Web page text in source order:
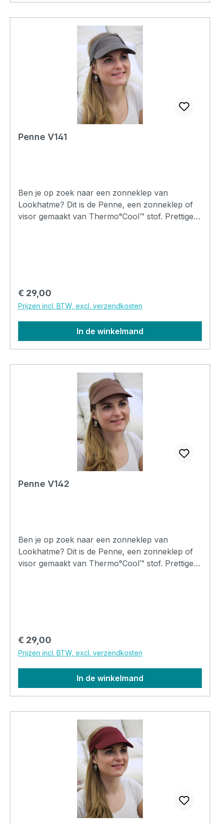
dat het prettig en zacht op je hoofd aanvoelt.
Deze katoen stof blijft langer zijn vorm houden
dan bamboe petten en chemo mutsjes. De
flexibele klep zorgt voor een stoere uitstraling en
houdt de zon uit je ogen. Deze Diane heeft als
kleur: mint-wit gestreept De chemo pet Diane
past op een hoofd van 50 cm tot 58 cm. Je kunt
de pet wassen op 30 graden.
Penne V141
Ben je op zoek naar een zonneklep van
Lookhatme? Dit is de Penne, een zonneklep of
visor gemaakt van Thermo°Cool™ stof. Prettige
Normale prijs:
€ 29,00
Prijzen incl. BTW, excl. verzendkosten
In de winkelmand
Penne V142
Ben je op zoek naar een zonneklep van
Lookhatme? Dit is de Penne, een zonneklep of
visor gemaakt van Thermo°Cool™ stof. Prettige
Normale prijs:
€ 29,00
Prijzen incl. BTW, excl. verzendkosten
In de winkelmand